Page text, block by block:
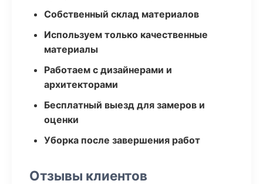
Собственный склад материалов
Используем только качественные
материалы
Работаем с дизайнерами и
архитекторами
Бесплатный выезд для замеров и
оценки
Уборка после завершения работ
Отзывы клиентов